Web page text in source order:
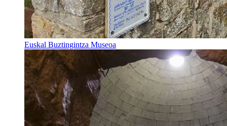
Euskal Buztingintza Museoa